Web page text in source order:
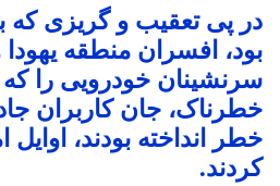
در پی تعقیب و گریزی که
بود، افسران منطقه
سرنشینان خودرویی را
خطرناک، جان کاربران
خطر انداخته بودند،
کردند.